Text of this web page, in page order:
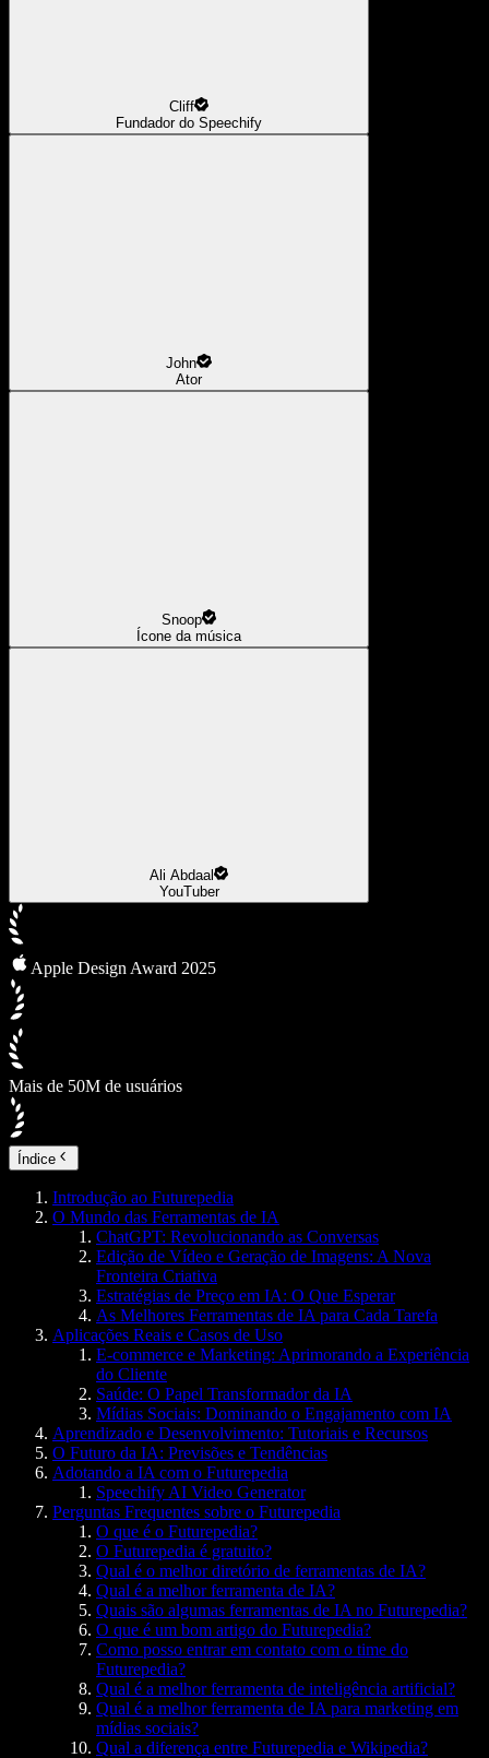
Cliff
Fundador do Speechify
John
Ator
Snoop
Ícone da música
Ali Abdaal
YouTuber
Apple Design Award 2025
Mais de 50M de usuários
Índice
Introdução ao Futurepedia
O Mundo das Ferramentas de IA
ChatGPT: Revolucionando as Conversas
Edição de Vídeo e Geração de Imagens: A Nova
Fronteira Criativa
Estratégias de Preço em IA: O Que Esperar
As Melhores Ferramentas de IA para Cada Tarefa
Aplicações Reais e Casos de Uso
E-commerce e Marketing: Aprimorando a Experiência
do Cliente
Saúde: O Papel Transformador da IA
Mídias Sociais: Dominando o Engajamento com IA
Aprendizado e Desenvolvimento: Tutoriais e Recursos
O Futuro da IA: Previsões e Tendências
Adotando a IA com o Futurepedia
Speechify AI Video Generator
Perguntas Frequentes sobre o Futurepedia
O que é o Futurepedia?
O Futurepedia é gratuito?
Qual é o melhor diretório de ferramentas de IA?
Qual é a melhor ferramenta de IA?
Quais são algumas ferramentas de IA no Futurepedia?
O que é um bom artigo do Futurepedia?
Como posso entrar em contato com o time do
Futurepedia?
Qual é a melhor ferramenta de inteligência artificial?
Qual é a melhor ferramenta de IA para marketing em
mídias sociais?
Qual a diferença entre Futurepedia e Wikipedia?